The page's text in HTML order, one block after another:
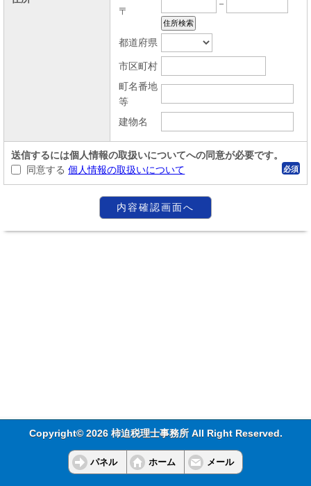
Copyright© 2026 柿迫税理士事務所 All Right Reserved.
パネル ホーム メール